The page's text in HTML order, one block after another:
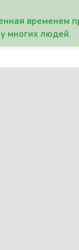
временем
многих людей.